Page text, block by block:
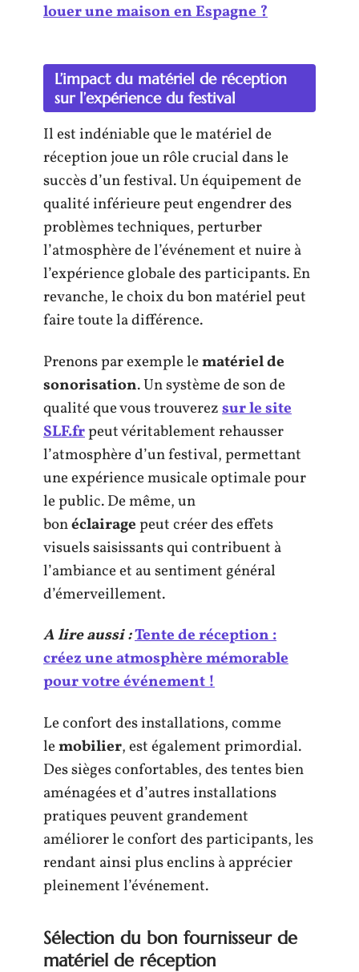
louer une maison en Espagne ?
L’impact du matériel de réception
sur l’expérience du festival
Il est indéniable que le matériel de
réception joue un rôle crucial dans le
succès d’un festival. Un équipement de
qualité inférieure peut engendrer des
problèmes techniques, perturber
l’atmosphère de l’événement et nuire à
l’expérience globale des participants. En
revanche, le choix du bon matériel peut
faire toute la différence.
Prenons par exemple lematériel de
sonorisation. Un système de son de
qualité que vous trouverezsur le site
SLF.frpeut véritablement rehausser
l’atmosphère d’un festival, permettant
une expérience musicale optimale pour
le public. De même, un
bonéclairagepeut créer des effets
visuels saisissants qui contribuent à
l’ambiance et au sentiment général
d’émerveillement.
A lire aussi :Tente de réception :
créez une atmosphère mémorable
pour votre événement !
Le confort des installations, comme
lemobilier, est également primordial.
Des sièges confortables, des tentes bien
aménagées et d’autres installations
pratiques peuvent grandement
améliorer le confort des participants, les
rendant ainsi plus enclins à apprécier
pleinement l’événement.
Sélection du bon fournisseur de
matériel de réception